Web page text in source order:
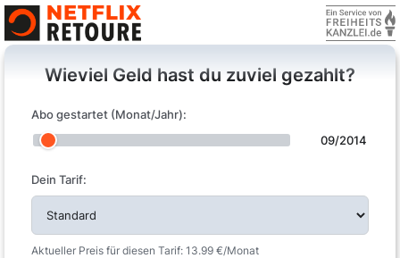
Wieviel Geld hast du zuviel gezahlt?
Abo gestartet (Monat/Jahr):
09/2014
Dein Tarif:
Aktueller Preis für diesen Tarif: 13.99 €/Monat